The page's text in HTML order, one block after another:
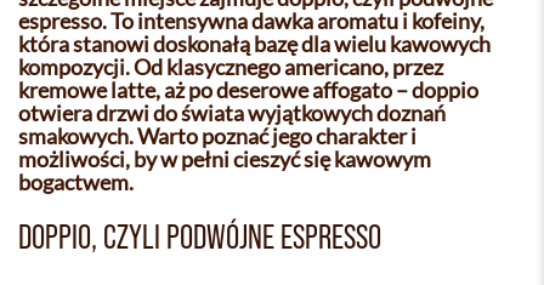
espresso. To intensywna dawka aromatu i kofeiny,
która stanowi doskonałą bazę dla wielu kawowych
kompozycji. Od klasycznego americano, przez
kremowe latte, aż po deserowe affogato – doppio
otwiera drzwi do świata wyjątkowych doznań
smakowych. Warto poznać jego charakter i
możliwości, by w pełni cieszyć się kawowym
bogactwem.
DOPPIO, CZYLI PODWÓJNE ESPRESSO